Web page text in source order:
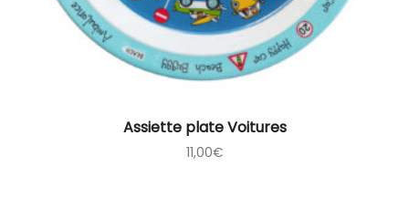
Assiette plate Voitures
11,00€